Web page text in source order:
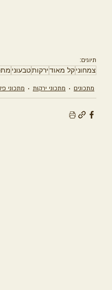
תיוגים:
צמחוניקל מאודירקותטבעוני
מתכונים מתכוני ירקות מתכוני